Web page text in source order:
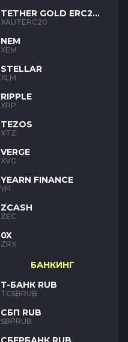
TETHER GOLD ERC20
XAUT
XAUTERC20
NEM
XEM
STELLAR
XLM
RIPPLE
XRP
TEZOS
XTZ
VERGE
XVG
YEARN FINANCE
YFI
ZCASH
ZEC
0X
ZRX
БАНКИНГ
Т-БАНК RUB
TCSBRUB
СБП RUB
SBPRUB